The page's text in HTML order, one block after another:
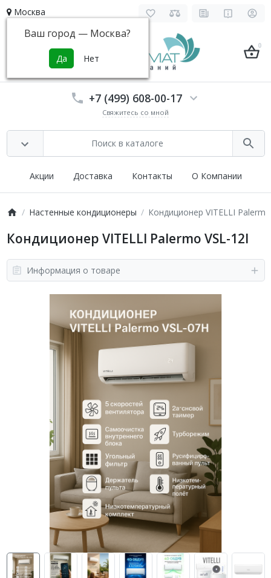
Москва
Ваш город — Москва?
0
+7 (499) 608-00-17
Свяжитесь со мной
Акции Доставка Контакты О Компании
Настенные кондиционеры Кондиционер VITELLI
Кондиционер VITELLI Palermo VSL-12I
Информация о товаре